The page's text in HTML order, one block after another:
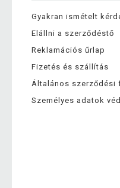
Gyakran ismételt
Elállni a szerződéstő
Reklamációs űrlap
Fizetés és szállítás
Általános szerződési
Személyes adatok